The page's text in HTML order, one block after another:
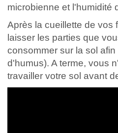
microbienne et l'humidité
Après la cueillette de vos
laisser les parties que
consommer sur la sol
d'humus). A terme, vous
travailler votre sol avant